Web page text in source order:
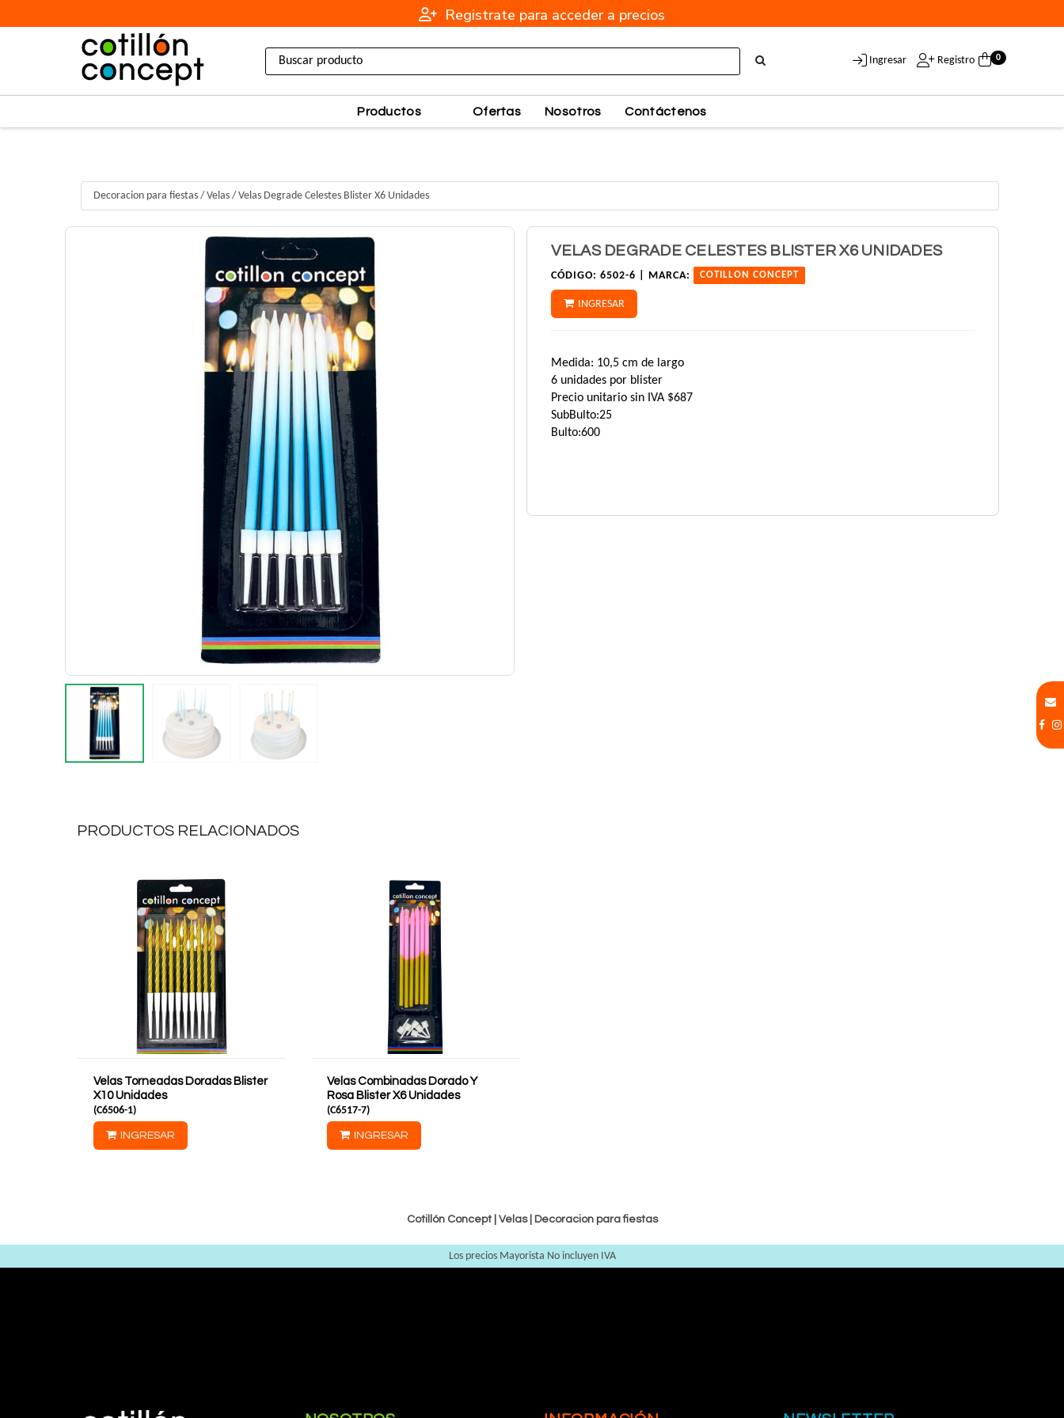
Registrate para acceder a precios
Ingresar Registro 0
Productos Ofertas Nosotros Contáctenos
Decoracion para fiestas /Velas / Velas Degrade Celestes Blister X6 Unidades
VELAS DEGRADE CELESTES BLISTER X6 UNIDADES
CÓDIGO: 6502-6 | MARCA: COTILLON CONCEPT
INGRESAR
Medida: 10,5 cm de largo
6 unidades por blister
Precio unitario sin IVA $687
SubBulto:25
Bulto:600
PRODUCTOS RELACIONADOS
Velas Torneadas Doradas Blister
X10 Unidades
(C6506-1)
INGRESAR
Velas Combinadas Dorado Y
Rosa Blister X6 Unidades
(C6517-7)
INGRESAR
Cotillón Concept | Velas| Decoracion para fiestas
Los precios Mayorista No incluyen IVA